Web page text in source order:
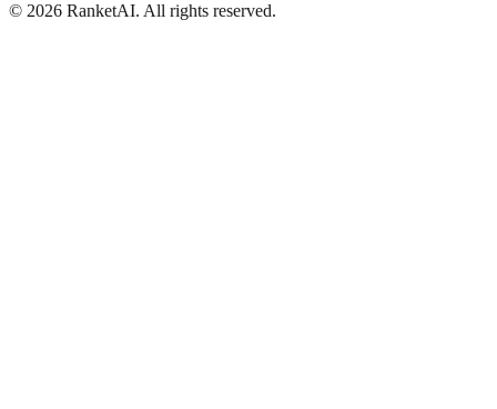
© 2026 RanketAI. All rights reserved.